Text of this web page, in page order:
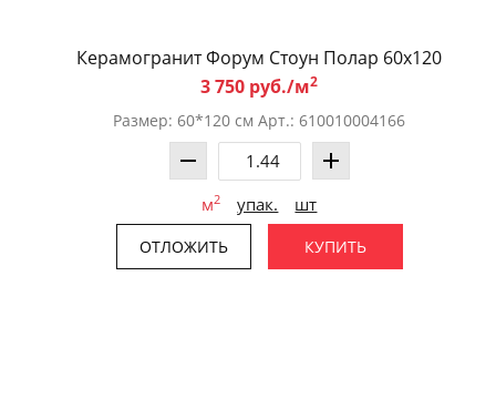
Керамогранит Форум Стоун Полар 60x120
3 750 руб./м2
Размер: 60*120 см Арт.: 610010004166
м2 упак. шт
ОТЛОЖИТЬ КУПИТЬ